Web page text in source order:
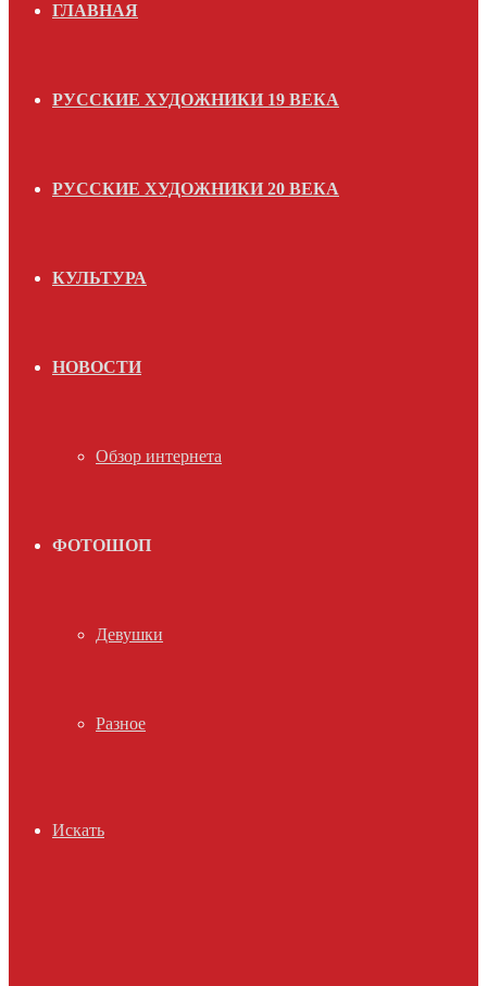
ГЛАВНАЯ
РУССКИЕ ХУДОЖНИКИ 19 ВЕКА
РУССКИЕ ХУДОЖНИКИ 20 ВЕКА
КУЛЬТУРА
НОВОСТИ
Обзор интернета
ФОТОШОП
Девушки
Разное
Искать